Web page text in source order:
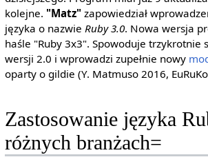
kolejne. "Matz"zapowiedział
języka o nazwie Ruby 3.0. Nowa wersja
haśle "Ruby 3x3". Spowoduje trzykrotnie
wersji 2.0 i wprowadzi zupełnie nowy
oparty o gildie (Y. Matmuso 2016,
Zastosowanie języka
różnych branżach=